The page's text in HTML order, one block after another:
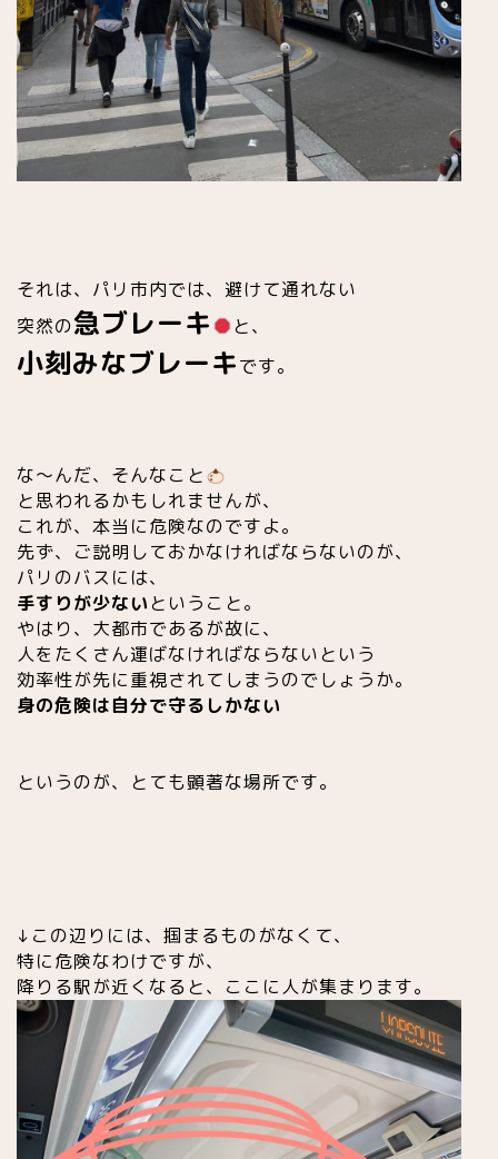
それは、パリ市内では、避けて通れない
突然の急ブレーキ と、
小刻みなブレーキです。
な〜んだ、そんなこと
と思われるかもしれませんが、
これが、本当に危険なのですよ。
先ず、ご説明しておかなければならないのが、
パリのバスには、
手すりが少ないということ。
やはり、大都市であるが故に、
人をたくさん運ばなければならないという
効率性が先に重視されてしまうのでしょうか。
身の危険は自分で守るしかない
というのが、とても顕著な場所です。
↓この辺りには、掴まるものがなくて、
特に危険なわけですが、
降りる駅が近くなると、ここに人が集まります。